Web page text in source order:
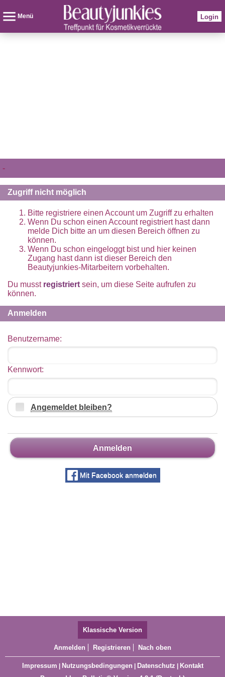
Menü Login
-
Zugriff nicht möglich
Bitte registriere einen Account um Zugriff zu erhalten
Wenn Du schon einen Account registriert hast dann
melde Dich bitte an um diesen Bereich öffnen zu
können.
Wenn Du schon eingeloggt bist und hier keinen
Zugang hast dann ist dieser Bereich den
Beautyjunkies-Mitarbeitern vorbehalten.
Du musst registriert sein, um diese Seite aufrufen zu
können.
Anmelden
Benutzername:
Kennwort:
Angemeldet bleiben?
Anmelden
Mit Facebook anmelden
Klassische Version
Anmelden Registrieren Nach oben
Impressum Nutzungsbedingungen Datenschutz
Kontakt